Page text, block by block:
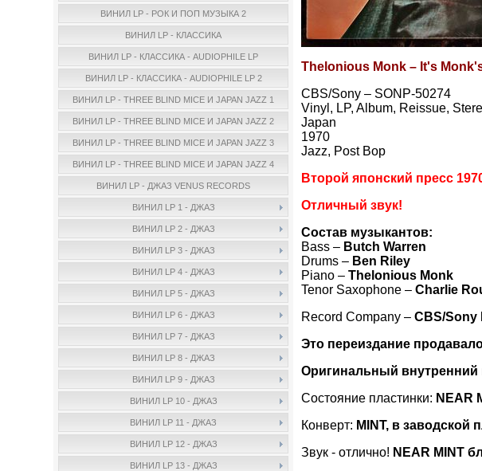
ВИНИЛ LP - РОК И ПОП МУЗЫКА 2
ВИНИЛ LP - КЛАССИКА
ВИНИЛ LP - КЛАССИКА - AUDIOPHILE LP
ВИНИЛ LP - КЛАССИКА - AUDIOPHILE LP 2
ВИНИЛ LP - THREE BLIND MICE И JAPAN JAZZ 1
ВИНИЛ LP - THREE BLIND MICE И JAPAN JAZZ 2
ВИНИЛ LP - THREE BLIND MICE И JAPAN JAZZ 3
ВИНИЛ LP - THREE BLIND MICE И JAPAN JAZZ 4
ВИНИЛ LP - ДЖАЗ VENUS RECORDS
ВИНИЛ LP 1 - ДЖАЗ
ВИНИЛ LP 2 - ДЖАЗ
ВИНИЛ LP 3 - ДЖАЗ
ВИНИЛ LP 4 - ДЖАЗ
ВИНИЛ LP 5 - ДЖАЗ
ВИНИЛ LP 6 - ДЖАЗ
ВИНИЛ LP 7 - ДЖАЗ
ВИНИЛ LP 8 - ДЖАЗ
ВИНИЛ LP 9 - ДЖАЗ
ВИНИЛ LP 10 - ДЖАЗ
ВИНИЛ LP 11 - ДЖАЗ
ВИНИЛ LP 12 - ДЖАЗ
ВИНИЛ LP 13 - ДЖАЗ
Thelonious Monk – It's
CBS/Sony – SONP-50274
Vinyl, LP, Album, Reissue,
Japan
1970
Jazz, Post Bop
Второй японский пресс
Отличный звук!
Состав музыкантов:
Bass – Butch Warren
Drums – Ben Riley
Piano –Thelonious Monk
Tenor Saxophone –Charlie
Record Company –CBS/Sony
Это переиздание
Оригинальный внутренний
Состояние пластинки: NEAR
Конверт: MINT, в заводской
Звук - отлично! NEAR MINT